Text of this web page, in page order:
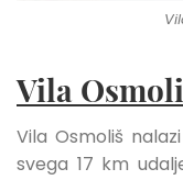
Vila
Vila Osmoliš
svega 17 km